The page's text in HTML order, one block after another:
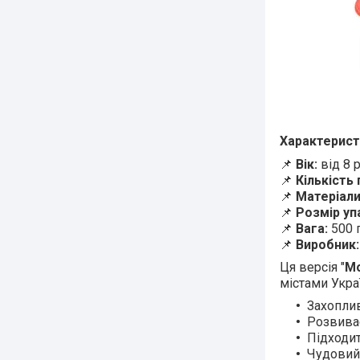
📌 Вік: від 8
📌 Кількість
📌
📌 Розмір
📌 Вага: 500
📌 Виробник:
Ця версія "
містами
Чудовий